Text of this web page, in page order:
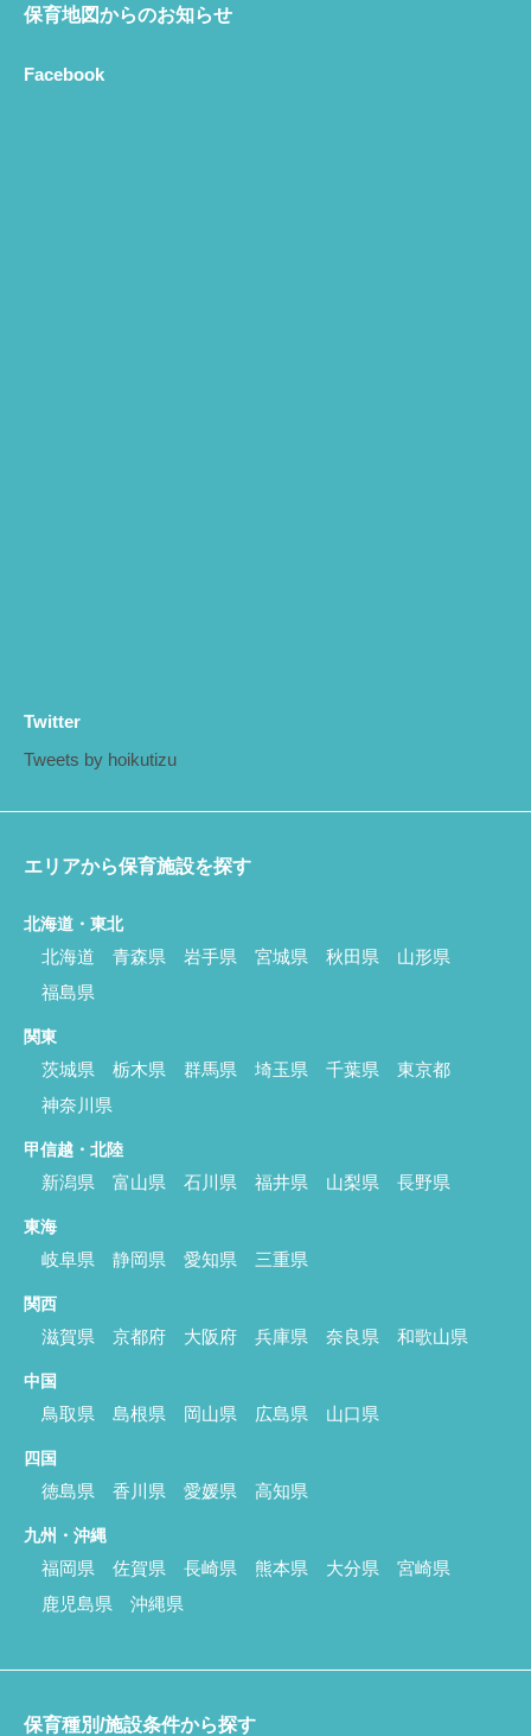
保育地図からのお知らせ
Facebook
Twitter
Tweets by hoikutizu
エリアから保育施設を探す
北海道・東北
北海道 青森県 岩手県 宮城県 秋田県
山形県
福島県
関東
茨城県 栃木県 群馬県 埼玉県 千葉県
東京都
神奈川県
甲信越・北陸
新潟県 富山県 石川県 福井県 山梨県 長野県
東海
岐阜県 静岡県 愛知県 三重県
関西
滋賀県 京都府 大阪府 兵庫県 奈良県 和歌山県
中国
鳥取県 島根県 岡山県 広島県 山口県
四国
徳島県 香川県 愛媛県 高知県
九州・沖縄
福岡県 佐賀県 長崎県 熊本県 大分県
宮崎県
鹿児島県
沖縄県
保育種別/施設条件から探す